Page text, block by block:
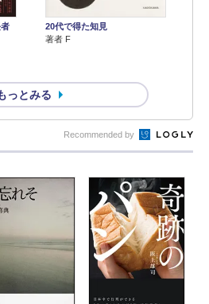
20代で得た知見
著者 F
っとみる
Recommended by